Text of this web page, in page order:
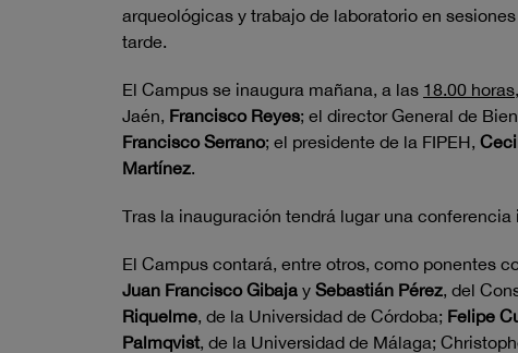
arqueológicas y trabajo de laboratorio en
tarde.
El Campus se inaugura mañana, a las 18.00 horas
Jaén, Francisco Reyes; el director General de
Francisco Serrano; el presidente de la FIPEH,
Martínez.
Tras la inauguración tendrá lugar una
El Campus contará, entre otros, como ponentes
Juan Francisco Gibaja y Sebastián Pérez, del
Riquelme, de la Universidad de Córdoba; Felipe
Palmqvist, de la Universidad de Málaga;